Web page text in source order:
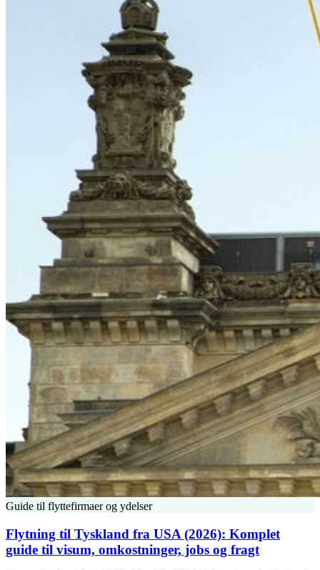
Guide til flyttefirmaer og ydelser
Flytning til Tyskland fra USA (2026): Komplet
guide til visum, omkostninger, jobs og fragt